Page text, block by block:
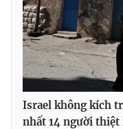
Israel không kích
nhất 14 người thiệt